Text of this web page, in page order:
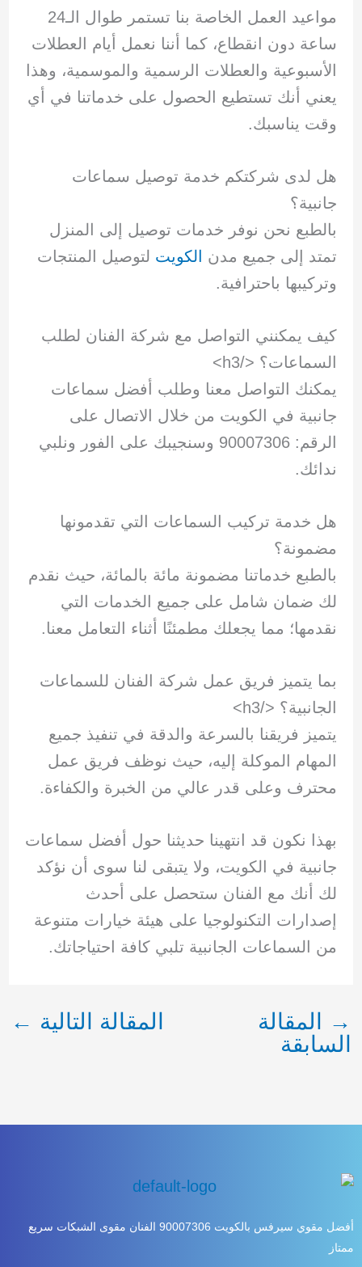
مواعيد العمل الخاصة بنا تستمر طوال الـ24
ساعة دون انقطاع، كما أننا نعمل أيام العطلات
الأسبوعية والعطلات الرسمية والموسمية، وهذا
يعني أنك تستطيع الحصول على خدماتنا في أي
وقت يناسبك.
هل لدى شركتكم خدمة توصيل سماعات
جانبية؟
بالطبع نحن نوفر خدمات توصيل إلى المنزل
تمتد إلى جميع مدن
الكويت لتوصيل المنتجات
وتركيبها باحترافية.
كيف يمكنني التواصل مع شركة الفنان لطلب
السماعات؟ </h3>
يمكنك التواصل معنا وطلب أفضل سماعات
جانبية في الكويت من خلال الاتصال على
الرقم: 90007306 وسنجيبك على الفور ونلبي
ندائك.
هل خدمة تركيب السماعات التي تقدمونها
مضمونة؟
بالطبع خدماتنا مضمونة مائة بالمائة، حيث نقدم
لك ضمان شامل على جميع الخدمات التي
نقدمها؛ مما يجعلك مطمئنًا أثناء التعامل معنا.
بما يتميز فريق عمل شركة الفنان للسماعات
الجانبية؟ </h3>
يتميز فريقنا بالسرعة والدقة في تنفيذ جميع
المهام الموكلة إليه، حيث نوظف فريق عمل
محترف وعلى قدر عالي من الخبرة والكفاءة.
بهذا نكون قد انتهينا حديثنا حول أفضل سماعات
جانبية في الكويت، ولا يتبقى لنا سوى أن نؤكد
لك أنك مع الفنان ستحصل على أحدث
إصدارات التكنولوجيا على هيئة خيارات متنوعة
من السماعات الجانبية تلبي كافة احتياجاتك.
→
المقالة
السابقة
المقالة التالية ←
أفضل مقوي سيرفس بالكويت 90007306 الفنان مقوى الشبكات سريع
ممتاز